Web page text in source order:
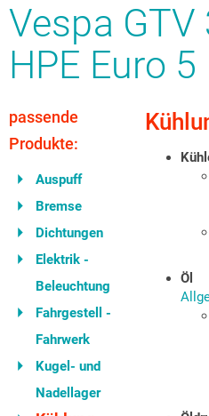
Vespa
HPE Euro 5
passende
Produkte:
Auspuff
Bremse
Dichtungen
Elektrik -
Beleuchtung
Fahrgestell -
Fahrwerk
Kugel- und
Nadellager
Öl